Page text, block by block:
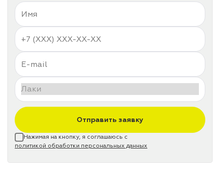
Отправить заявку
Нажимая на кнопку, я соглашаюсь с
политикой обработки персональных данных